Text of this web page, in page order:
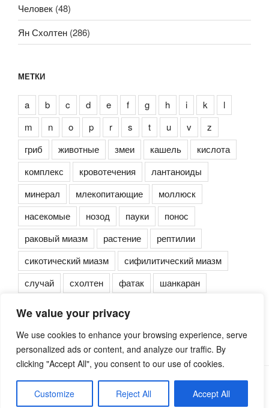
We value your privacy
We use cookies to enhance your browsing experience, serve
personalized ads or content, and analyze our traffic. By
clicking "Accept All", you consent to our use of cookies.
Customize Reject All Accept All
Человек (48)
Ян Схолтен (286)
МЕТКИ
a b c d e f g h i k
l
m
n o p r s t u v
z
гриб
животные змеи кашель
кислота
комплекс
кровотечения
лантаноиды
минерал
млекопитающие
моллюск
насекомые
нозод пауки
понос
раковый миазм
растение
рептилии
сикотический миазм
сифилитический миазм
случай
схолтен фатак шанкаран
Сайт работает на WordPress